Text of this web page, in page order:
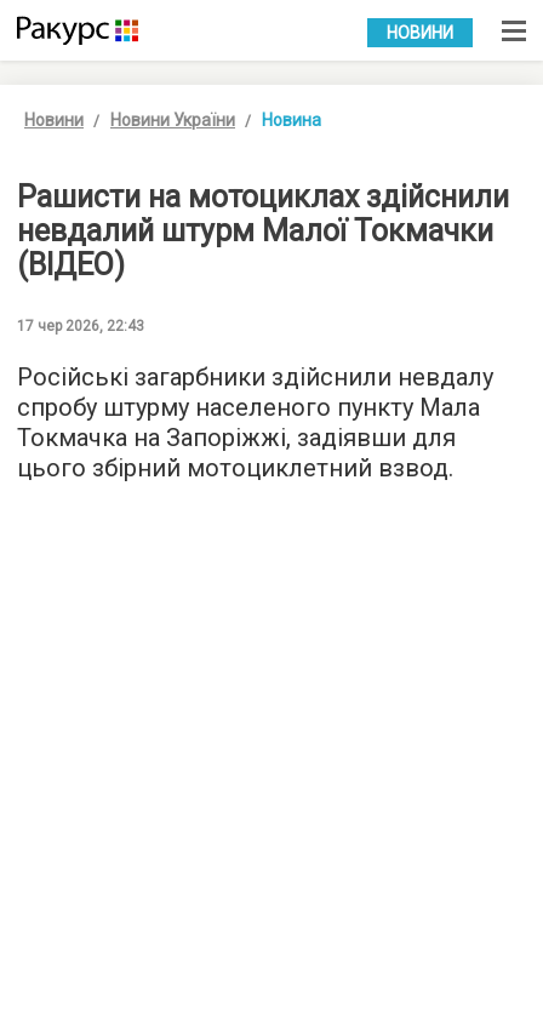
УКР РУС
НОВИНИ
Новини Новини України Новина
Рашисти на мотоциклах здійснили
невдалий штурм Малої Токмачки
(ВІДЕО)
17 чер 2026, 22:43
Російські загарбники здійснили невдалу
спробу штурму населеного пункту Мала
Токмачка на Запоріжжі, задіявши для
цього збірний мотоциклетний взвод.